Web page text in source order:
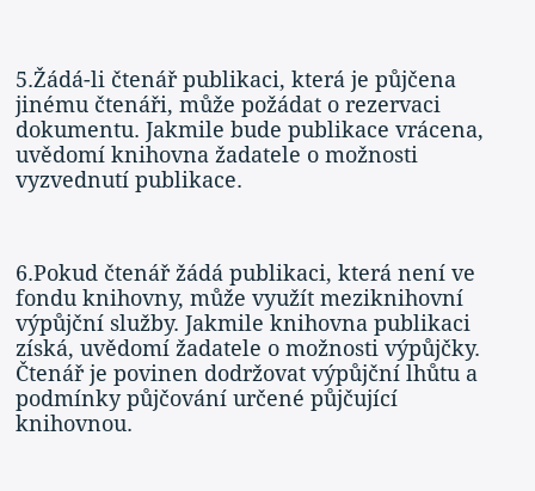
5.Žádá-li čtenář publikaci, která je půjčena
jinému čtenáři, může požádat o rezervaci
dokumentu. Jakmile bude publikace vrácena,
uvědomí knihovna žadatele o možnosti
vyzvednutí publikace.
6.Pokud čtenář žádá publikaci, která není ve
fondu knihovny, může využít meziknihovní
výpůjční služby. Jakmile knihovna publikaci
získá, uvědomí žadatele o možnosti výpůjčky.
Čtenář je povinen dodržovat výpůjční lhůtu a
podmínky půjčování určené půjčující
knihovnou.